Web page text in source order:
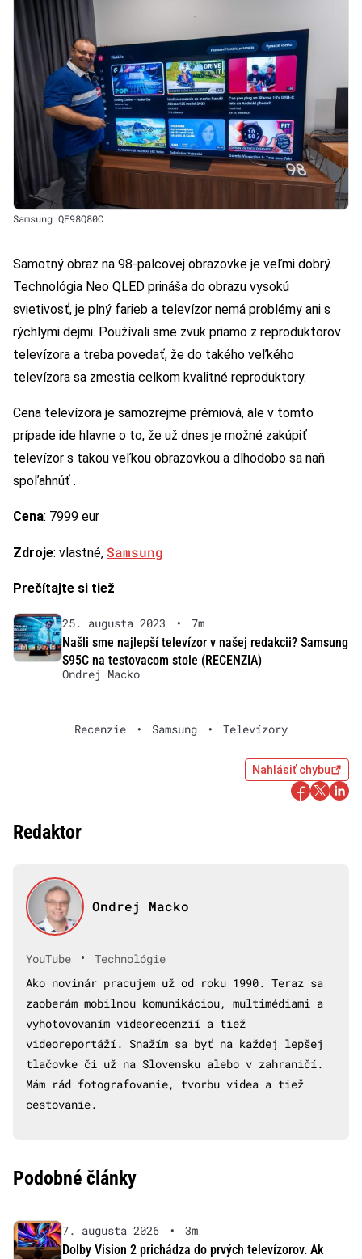
Samsung QE98Q80C
Samotný obraz na 98-palcovej obrazovke je veľmi dobrý.
Technológia Neo QLED prináša do obrazu vysokú
svietivosť, je plný farieb a televízor nemá problémy ani s
rýchlymi dejmi. Používali sme zvuk priamo z reproduktorov
televízora a treba povedať, že do takého veľkého
televízora sa zmestia celkom kvalitné reproduktory.
Cena televízora je samozrejme prémiová, ale v tomto
prípade ide hlavne o to, že už dnes je možné zakúpiť
televízor s takou veľkou obrazovkou a dlhodobo sa naň
spoľahnúť .
Cena: 7999 eur
Zdroje: vlastné, Samsung
Prečítajte si tiež
25. augusta 2023 •
7m
Našli sme najlepší televízor v našej redakcii? Samsung
S95C na testovacom stole (RECENZIA)
Ondrej Macko
Recenzie • Samsung • Televízory
Nahlásiť chybu
Redaktor
Ondrej Macko
YouTube •
Technológie
Ako novinár pracujem už od roku 1990. Teraz sa
zaoberám mobilnou komunikáciou, multimédiami a
vyhotovovaním videorecenzií a tiež
videoreportáží. Snažím sa byť na každej lepšej
tlačovke či už na Slovensku alebo v zahraničí.
Mám rád fotografovanie, tvorbu videa a tiež
cestovanie.
Podobné články
7. augusta 2026 •
3m
Dolby Vision 2 prichádza do prvých televízorov. Ak